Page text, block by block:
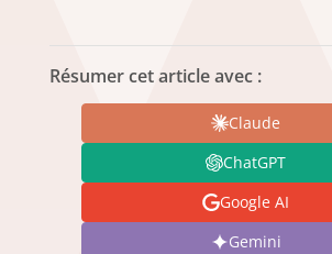
Résumer cet article avec :
Claude
ChatGPT
Google AI
Gemini